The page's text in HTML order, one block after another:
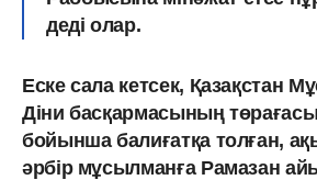
деді олар.
Еске сала кетсек, Қазақстан
Діни басқармасының
бойынша балиғатқа толған,
әрбір мұсылманға Рамазан